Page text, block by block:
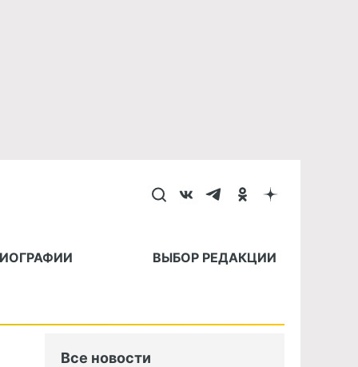
ВЫБОР РЕДАКЦИИ
Все новости